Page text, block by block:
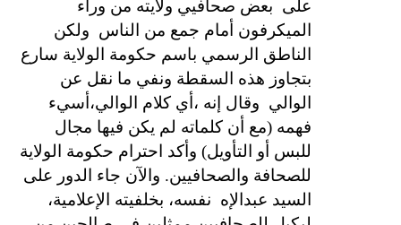
على بعض صحافيي ولايته من وراء
الميكرفون أمام جمع من الناس ولكن
الناطق الرسمي باسم حكومة الولاية سارع
بتجاوز هذه السقطة ونفي ما نقل عن
الوالي وقال إنه ،أي كلام الوالي،أسيء
فهمه (مع أن كلماته لم يكن فيها مجال
للبس أو التأويل) وأكد احترام حكومة الولاية
للصحافة والصحافيين. والآن جاء الدور على
السيد عبدالإه نفسه، بخلفيته الإعلامية،